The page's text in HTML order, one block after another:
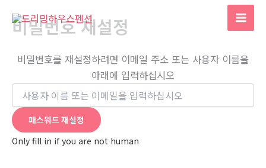
비밀번호 재설정
비밀번호를 재설정하려면 이메일 주소 또는 사용자 이름을
아래에 입력하십시오
Only fill in if you are not human